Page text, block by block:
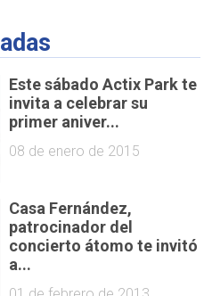
Este sábado Actix Park te
invita a celebrar su
primer aniver...
08 de enero de 2015
Casa Fernández,
patrocinador del
concierto átomo te invitó
a...